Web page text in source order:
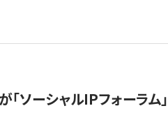
ソーシャルIPフォーラム